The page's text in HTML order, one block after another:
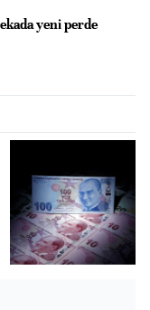
yeni perde